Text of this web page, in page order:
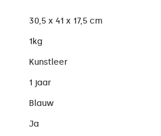
30,5 x 41 x 17,5 cm
1kg
Kunstleer
1 jaar
Blauw
Ja